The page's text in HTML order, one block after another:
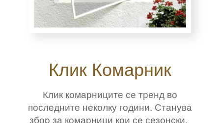
Клик Комарник
Клик комарниците се тренд во
последните неколку години. Станува
збор за комарници кои се сезонски.